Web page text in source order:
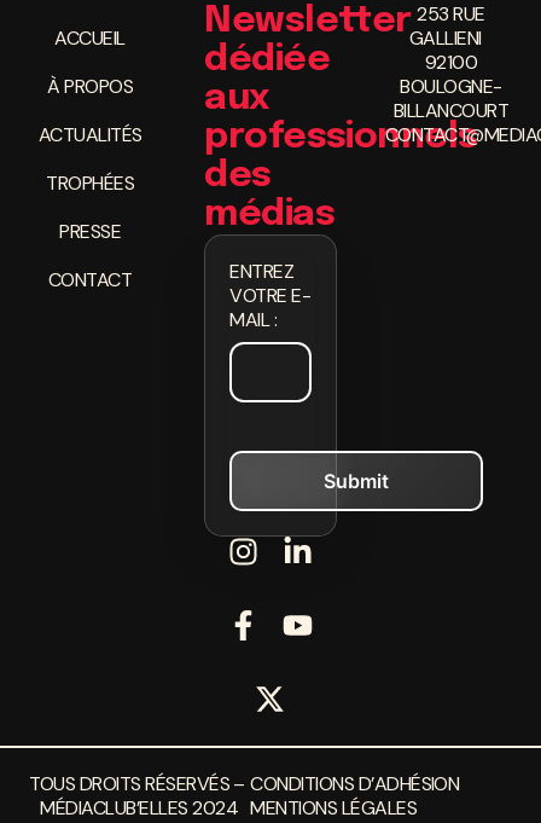
ACCUEIL
À PROPOS
ACTUALITÉS
TROPHÉES
PRESSE
CONTACT
Newsletter
dédiée
aux
professionnels
des
médias
ENTREZ
VOTRE E-
MAIL :
253 RUE
GALLIENI
92100
BOULOGNE-
BILLANCOURT
TOUS DROITS RÉSERVÉS –
MÉDIACLUB’ELLES 2024
CONDITIONS D’ADHÉSION
MENTIONS LÉGALES